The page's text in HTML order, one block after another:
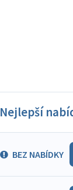
Nejlepší
BEZ NABÍDKY